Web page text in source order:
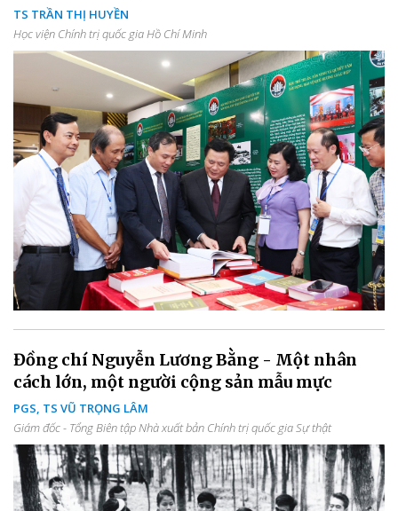
TS TRẦN THỊ HUYỀN
Học viện Chính trị quốc gia Hồ Chí Minh
Đồng chí Nguyễn Lương Bằng - Một nhân
cách lớn, một người cộng sản mẫu mực
PGS, TS VŨ TRỌNG LÂM
Giám đốc - Tổng Biên tập Nhà xuất bản Chính trị quốc gia Sự thật